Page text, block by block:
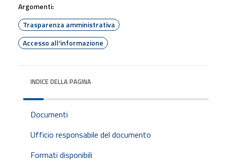
Argomenti:
Trasparenza amministrativa
Accesso all'informazione
INDICE DELLA PAGINA
Documenti
Ufficio responsabile del documento
Formati disponibili